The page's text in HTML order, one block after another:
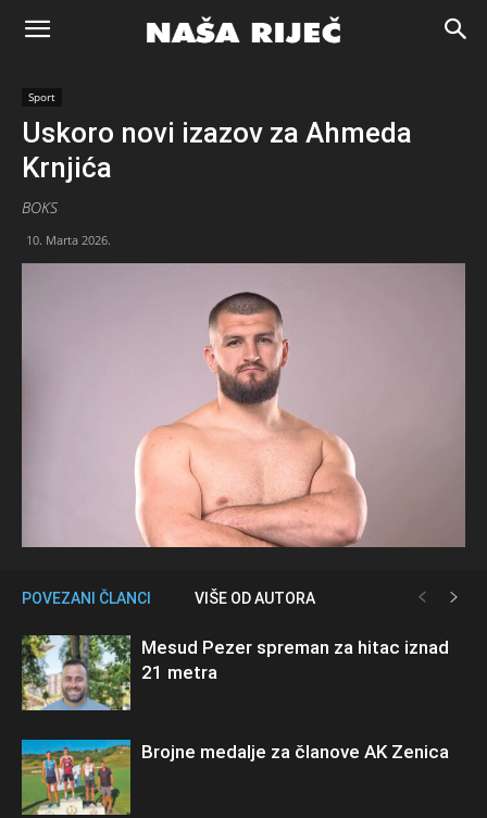
Naša
riječ
Zenica
Sport
Uskoro novi izazov za Ahmeda
Krnjića
BOKS
10. Marta 2026.
POVEZANI ČLANCI VIŠE OD AUTORA
Mesud Pezer spreman za hitac iznad
21 metra
Brojne medalje za članove AK Zenica